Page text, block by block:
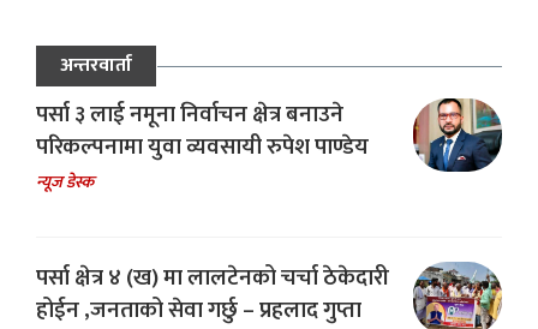
अन्तरवार्ता
पर्सा ३ लाई नमूना निर्वाचन क्षेत्र बनाउने
परिकल्पनामा युवा व्यवसायी रुपेश पाण्डेय
न्यूज डेस्क
पर्सा क्षेत्र ४ (ख) मा लालटेनको चर्चा ठेकेदारी
होईन ,जनताको सेवा गर्छु – प्रहलाद गुप्ता